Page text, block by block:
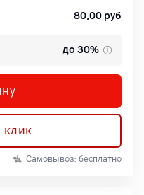
80,00 руб
до 30%
клик
Самовывоз: бесплатно